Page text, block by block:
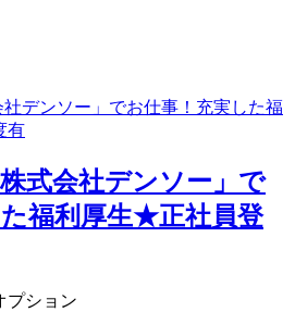
式会社デンソー」で
福利厚生★正社員登
プション